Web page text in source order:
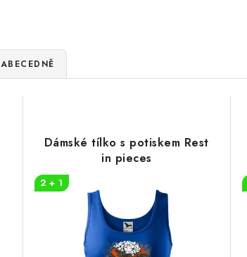
ABECEDNĚ
Dámské tílko s potiskem Rest
in pieces
2 + 1